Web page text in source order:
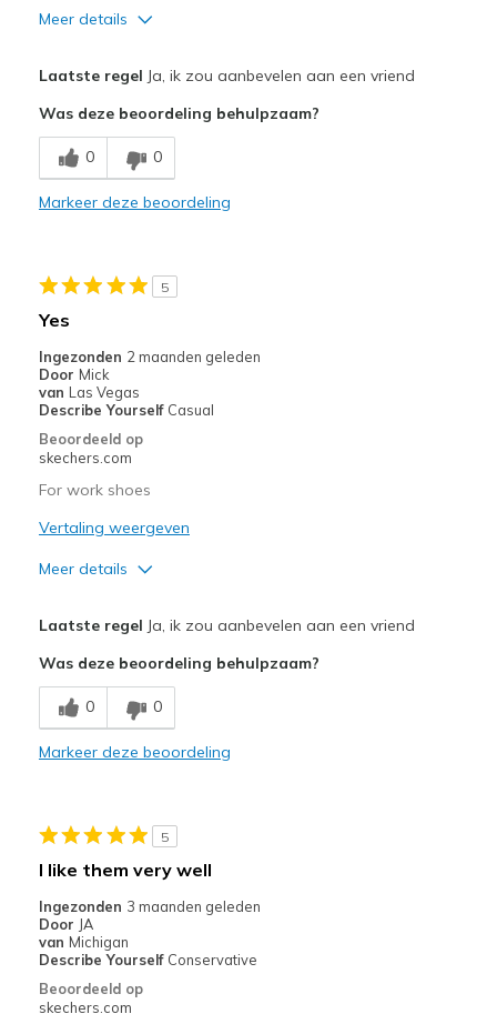
Meer details
Breathe Well
Comfortable
Width
Sizing
Feels true to size
View On Shoes
Laatste regel Ja, ik zou aanbevelen aan een vriend
Was deze beoordeling behulpzaam?
0 0
Markeer deze beoordeling
5
Yes
Ingezonden 2 maanden geleden
Door Mick
van Las Vegas
Describe Yourself Casual
Beoordeeld op
skechers.com
For work shoes
Vertaling weergeven
Meer details
Breathe Well
Comfortable
Casual Wear
View On Shoes I'm Into Shoes
Laatste regel Ja, ik zou aanbevelen aan een vriend
Was deze beoordeling behulpzaam?
0 0
Markeer deze beoordeling
5
I like them very well
Ingezonden 3 maanden geleden
Door JA
van Michigan
Describe Yourself Conservative
Beoordeeld op
skechers.com